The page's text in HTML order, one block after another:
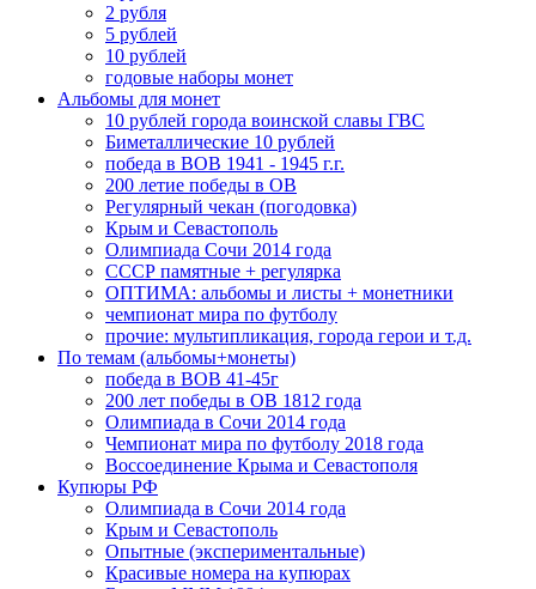
2 рубля
5 рублей
10 рублей
годовые наборы монет
Альбомы для монет
10 рублей города воинской славы ГВС
Биметаллические 10 рублей
победа в ВОВ 1941 - 1945 г.г.
200 летие победы в ОВ
Регулярный чекан (погодовка)
Крым и Севастополь
Олимпиада Сочи 2014 года
СССР памятные + регулярка
ОПТИМА: альбомы и листы + монетники
чемпионат мира по футболу
прочие: мультипликация, города герои и т.д.
По темам (альбомы+монеты)
победа в ВОВ 41-45г
200 лет победы в ОВ 1812 года
Олимпиада в Сочи 2014 года
Чемпионат мира по футболу 2018 года
Воссоединение Крыма и Севастополя
Купюры РФ
Олимпиада в Сочи 2014 года
Крым и Севастополь
Опытные (экспериментальные)
Красивые номера на купюрах